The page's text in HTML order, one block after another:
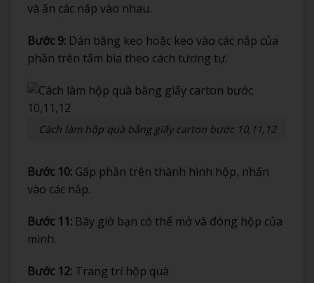
và ấn các nắp vào nhau.
Bước 9: Dán băng keo hoặc keo vào các nắp của
phần trên tấm bìa theo cách tương tự.
Cách làm hộp quà bằng giấy carton bước 10,11,12
Bước 10: Gấp phần trên thành hình hộp, nhấn
vào các nắp.
Bước 11: Bây giờ bạn có thể mở và đóng hộp của
mình.
Bước 12: Trang trí hộp quà